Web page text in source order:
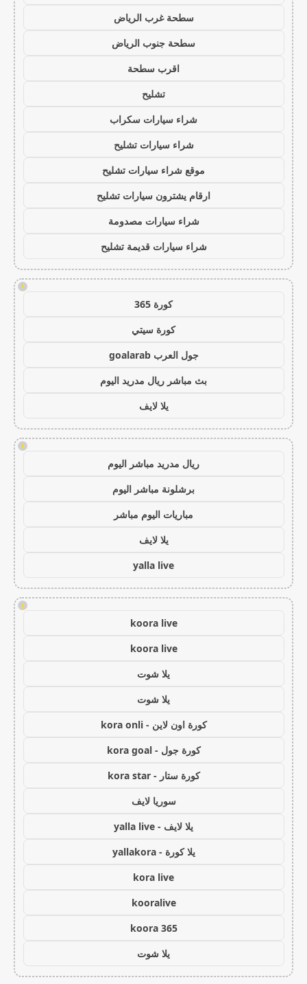
سطحة غرب الرياض
سطحة جنوب الرياض
اقرب سطحة
تشليح
شراء سيارات سكراب
شراء سيارات تشليح
موقع شراء سيارات تشليح
ارقام يشترون سيارات تشليح
شراء سيارات مصدومة
شراء سيارات قديمة تشليح
!
كورة 365
كورة سيتي
جول العرب goalarab
بث مباشر ريال مدريد اليوم
يلا لايف
!
ريال مدريد مباشر اليوم
برشلونة مباشر اليوم
مباريات اليوم مباشر
يلا لايف
yalla live
!
koora live
koora live
يلا شوت
يلا شوت
كورة اون لاين - kora onli
كورة جول - kora goal
كورة ستار - kora star
سوريا لايف
يلا لايف - yalla live
يلا كورة - yallakora
kora live
kooralive
koora 365
يلا شوت